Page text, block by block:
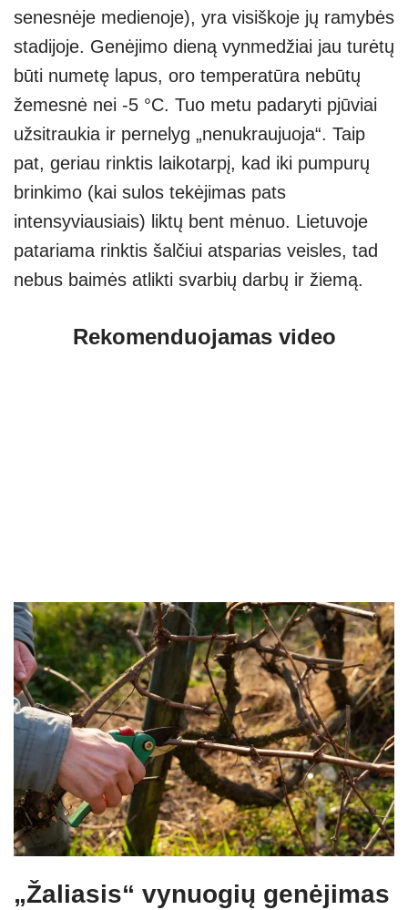
senesnėje medienoje), yra visiškoje jų ramybės
stadijoje. Genėjimo dieną vynmedžiai jau turėtų
būti numetę lapus, oro temperatūra nebūtų
žemesnė nei -5 °C. Tuo metu padaryti pjūviai
užsitraukia ir pernelyg „nenukraujuoja“. Taip
pat, geriau rinktis laikotarpį, kad iki pumpurų
brinkimo (kai sulos tekėjimas pats
intensyviausiais) liktų bent mėnuo. Lietuvoje
patariama rinktis šalčiui atsparias veisles, tad
nebus baimės atlikti svarbių darbų ir žiemą.
Rekomenduojamas video
„Žaliasis“ vynuogių genėjimas